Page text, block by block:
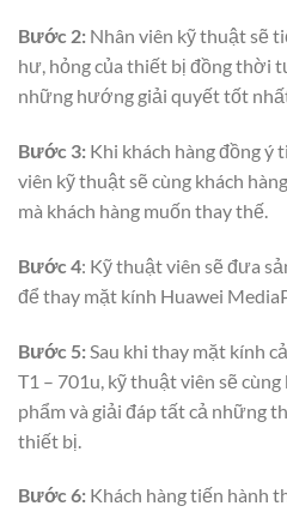
Bước 2: Nhân viên kỹ thuật sẽ
hư, hỏng của thiết bị đồng thời
những hướng giải quyết tốt
Bước 3: Khi khách hàng đồng ý
viên kỹ thuật sẽ cùng khách
mà khách hàng muốn thay thế.
Bước 4: Kỹ thuật viên sẽ đưa
để thay mặt kính Huawei
Bước 5: Sau khi thay mặt kính
T1 – 701u, kỹ thuật viên sẽ
phẩm và giải đáp tất cả những
thiết bị.
Bước 6: Khách hàng tiến hành